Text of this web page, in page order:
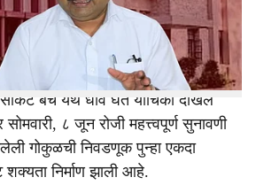
या अनपेक्षित कारवाईविरोधात मुंबई उच्च
सर्किट बेंच येथे धाव घेत याचिका दाखल
८ जून रोजी महत्त्वपूर्ण सुनावणी
गोकुळची निवडणूक पुन्हा एकदा
शक्यता निर्माण झाली आहे.